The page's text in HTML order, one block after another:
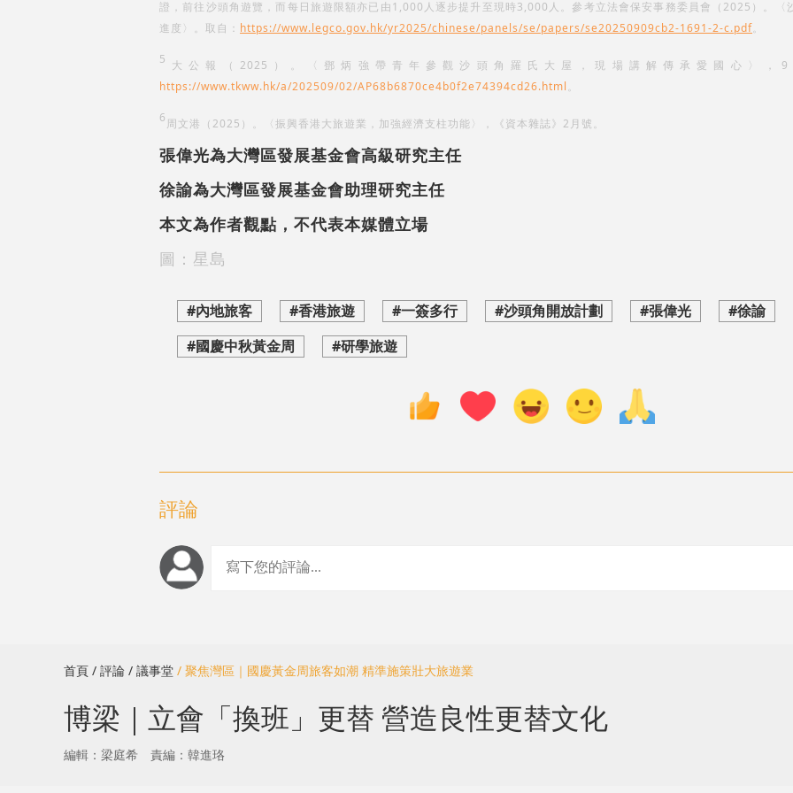
證，前往沙頭角遊覽，而每日旅遊限額亦已由1,000人逐步提升至現時3,000人。參考立法會保安事務委員會（2025）。〈
進度〉。取自： https://www.legco.gov.hk/yr2025/chinese/panels/se/papers/se20250909cb2-1691-2-c.pdf。
5 大公報（2025）。〈鄧炳強帶青年參觀沙頭角羅氏大屋，現場講解傳承愛國心〉，9
https://www.tkww.hk/a/202509/02/AP68b6870ce4b0f2e74394cd26.html。
6周文港（2025）。〈振興香港大旅遊業，加強經濟支柱功能〉，《資本雜誌》2月號。
張偉光為大灣區發展基金會高級研究主任
徐諭為大灣區發展基金會助理研究主任
本文為作者觀點，不代表本媒體立場
圖：星島
#內地旅客 #香港旅遊 #一簽多行 #沙頭角開放計劃 #張偉光
#徐諭
#國慶中秋黃金周
#研學旅遊
評論
首頁 / 評論 / 議事堂 / 聚焦灣區｜國慶黃金周旅客如潮 精準施策壯大旅遊業
博梁｜立會「換班」更替 營造良性更替文化
編輯：梁庭希 責編：韓進珞